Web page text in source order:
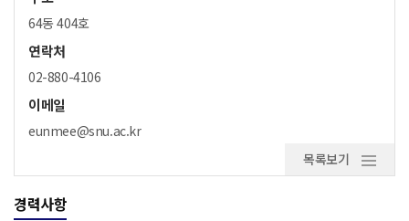
64동 404호
연락처
02-880-4106
이메일
eunmee@snu.ac.kr
목록보기
경력사항